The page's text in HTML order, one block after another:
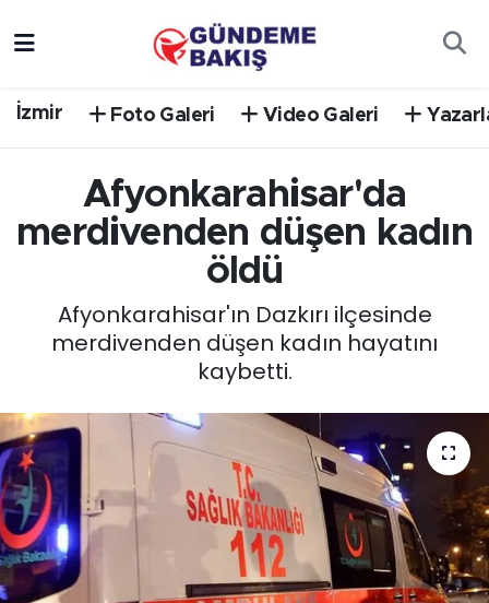
İzmir Foto Galeri Video Galeri
Afyonkarahisar'da
merdivenden düşen kadın
öldü
Afyonkarahisar'ın Dazkırı ilçesinde
merdivenden düşen kadın hayatını
kaybetti.
DÜNYA
EGE
EĞİTİM
English News
GÜNCEL
KÜLTÜR SANAT
MAGAZİN
Trafik Durumu
Süper Lig Puan Durumu ve Fikstür
Tüm Manşetler
Son Dakika Haberleri
Haber Arşivi